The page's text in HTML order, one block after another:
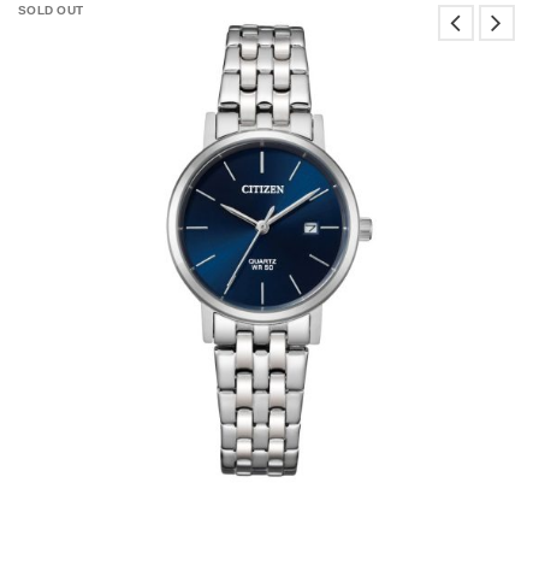
SOLD OUT